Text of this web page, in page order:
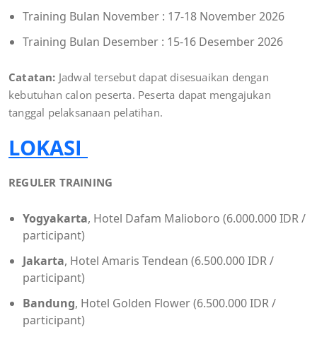
Training Bulan November : 17-18 November 2026
Training Bulan Desember : 15-16 Desember 2026
Catatan: Jadwal tersebut dapat disesuaikan dengan
kebutuhan calon peserta. Peserta dapat mengajukan
tanggal pelaksanaan pelatihan.
LOKASI
REGULER TRAINING
Yogyakarta, Hotel Dafam Malioboro (6.000.000 IDR /
participant)
Jakarta, Hotel Amaris Tendean (6.500.000 IDR /
participant)
Bandung, Hotel Golden Flower (6.500.000 IDR /
participant)